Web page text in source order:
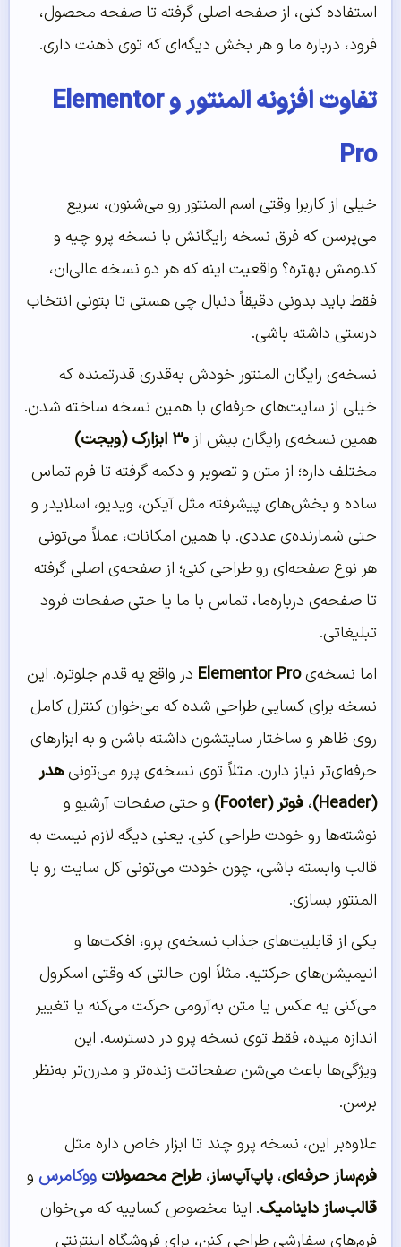
استفاده کنی، از صفحه اصلی گرفته تا صفحه محصول،
فرود، درباره ما و هر بخش دیگه‌ای که توی ذهنت داری.
تفاوت افزونه المنتور و Elementor
Pro
خیلی از کاربرا وقتی اسم المنتور رو می‌شنون، سریع
می‌پرسن که فرق نسخه رایگانش با نسخه پرو چیه و
کدومش بهتره؟ واقعیت اینه که هر دو نسخه عالی‌ان،
فقط باید بدونی دقیقاً دنبال چی هستی تا بتونی انتخاب
درستی داشته باشی.
نسخه‌ی رایگان المنتور خودش به‌قدری قدرتمنده که
خیلی از سایت‌های حرفه‌ای با همین نسخه ساخته شدن.
همین نسخه‌ی رایگان بیش از ۳۰ ابزارک (ویجت)
مختلف داره؛ از متن و تصویر و دکمه گرفته تا فرم تماس
ساده و بخش‌های پیشرفته مثل آیکن، ویدیو، اسلایدر و
حتی شمارنده‌ی عددی. با همین امکانات، عملاً می‌تونی
هر نوع صفحه‌ای رو طراحی کنی؛ از صفحه‌ی اصلی گرفته
تا صفحه‌ی درباره‌ما، تماس با ما یا حتی صفحات فرود
تبلیغاتی.
اما نسخه‌یElementor Pro در واقع یه قدم جلوتره. این
نسخه برای کسایی طراحی شده که می‌خوان کنترل کامل
روی ظاهر و ساختار سایتشون داشته باشن و به ابزارهای
حرفه‌ای‌تر نیاز دارن. مثلاً توی نسخه‌ی پرو می‌تونیهدر
(Header)
، فوتر (Footer)
و حتی صفحات آرشیو و
نوشته‌ها رو خودت طراحی کنی. یعنی دیگه لازم نیست به
قالب وابسته باشی، چون خودت می‌تونی کل سایت رو با
المنتور بسازی.
یکی از قابلیت‌های جذاب نسخه‌ی پرو، افکت‌ها و
انیمیشن‌های حرکتیه. مثلاً اون حالتی که وقتی اسکرول
می‌کنی یه عکس یا متن به‌آرومی حرکت می‌کنه یا تغییر
اندازه میده، فقط توی نسخه پرو در دسترسه. این
ویژگی‌ها باعث می‌شن صفحاتت زنده‌تر و مدرن‌تر به‌نظر
برسن.
علاوه‌بر این، نسخه پرو چند تا ابزار خاص داره مثل
فرم‌ساز حرفه‌ای، پاپ‌آپ‌ساز،طراح محصولات ووکامرس و
قالب‌ساز داینامیک. اینا مخصوص کساییه که می‌خوان
فرم‌های سفارشی طراحی کنن، برای فروشگاه اینترنتی